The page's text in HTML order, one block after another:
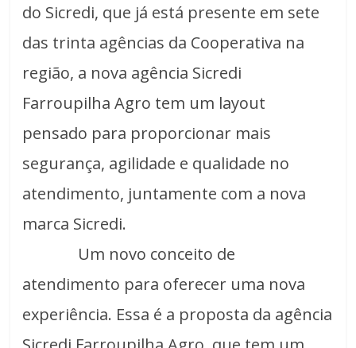
do Sicredi, que já está presente em sete
das trinta agências da Cooperativa na
região, a nova agência Sicredi
Farroupilha Agro tem um layout
pensado para proporcionar mais
segurança, agilidade e qualidade no
atendimento, juntamente com a nova
marca Sicredi.
Um novo conceito de
atendimento para oferecer uma nova
experiência. Essa é a proposta da agência